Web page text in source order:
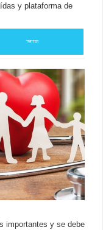
y plataforma de
TWITTER
importantes y se debe